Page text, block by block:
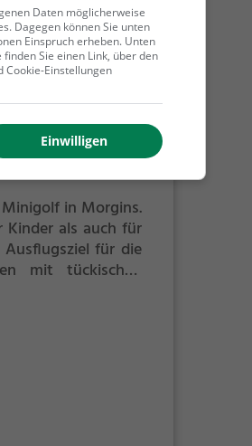
in Morgins.
als auch für
für die
mit tückischen
zu einem
schafft es mit den
Daten möglicherweise
Dagegen können Sie unten
Einspruch erheben. Unten
Sie einen Link, über den
Cookie-Einstellungen
Einwilligen